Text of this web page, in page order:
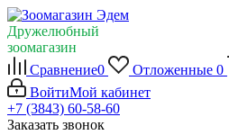
Дружелюбный
зоомагазин
Сравнение0 Отложенные 0
ВойтиМой кабинет
+7 (3843) 60-58-60
Заказать звонок